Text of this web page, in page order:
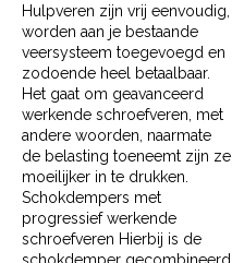
Hulpveren zijn vrij eenvoudig,
worden aan je bestaande
veersysteem toegevoegd en
zodoende heel betaalbaar.
Het gaat om geavanceerd
werkende schroef­veren, met
andere woorden, naarmate
de belasting toeneemt zijn ze
moeilijker in te drukken.
Schokdempers met
progressief werkende
schroefveren Hierbij is de